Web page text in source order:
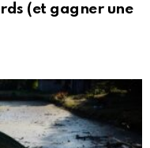
(et gagner une